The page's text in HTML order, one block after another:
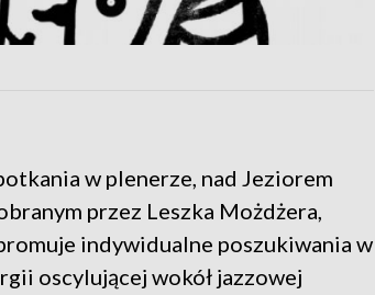
w plenerze, nad Jeziorem
przez Leszka Możdżera,
indywidualne poszukiwania w
oscylującej wokół jazzowej